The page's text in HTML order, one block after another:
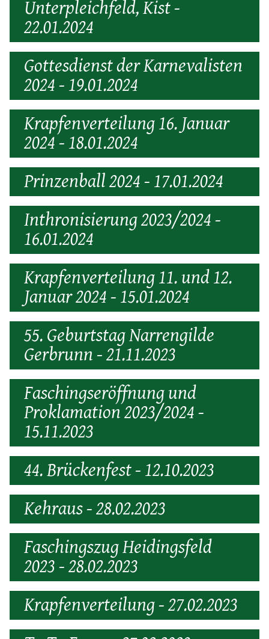
Unterpleichfeld, Kist -
22.01.2024
Gottesdienst der Karnevalisten
2024 - 19.01.2024
Krapfenverteilung 16. Januar
2024 - 18.01.2024
Prinzenball 2024 - 17.01.2024
Inthronisierung 2023/2024 -
16.01.2024
Krapfenverteilung 11. und 12.
Januar 2024 - 15.01.2024
55. Geburtstag Narrengilde
Gerbrunn - 21.11.2023
Faschingseröffnung und
Proklamation 2023/2024 -
15.11.2023
44. Brückenfest - 12.10.2023
Kehraus - 28.02.2023
Faschingszug Heidingsfeld
2023 - 28.02.2023
Krapfenverteilung - 27.02.2023